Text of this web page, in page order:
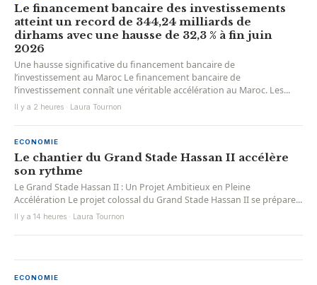
Le financement bancaire des investissements
atteint un record de 344,24 milliards de
dirhams avec une hausse de 32,3 % à fin juin
2026
Une hausse significative du financement bancaire de
l’investissement au Maroc Le financement bancaire de
l’investissement connaît une véritable accélération au Maroc. Les...
Il y a 2 heures · Laura Tournon
ECONOMIE
Le chantier du Grand Stade Hassan II accélère
son rythme
Le Grand Stade Hassan II : Un Projet Ambitieux en Pleine
Accélération Le projet colossal du Grand Stade Hassan II se prépare...
Il y a 14 heures · Laura Tournon
ECONOMIE